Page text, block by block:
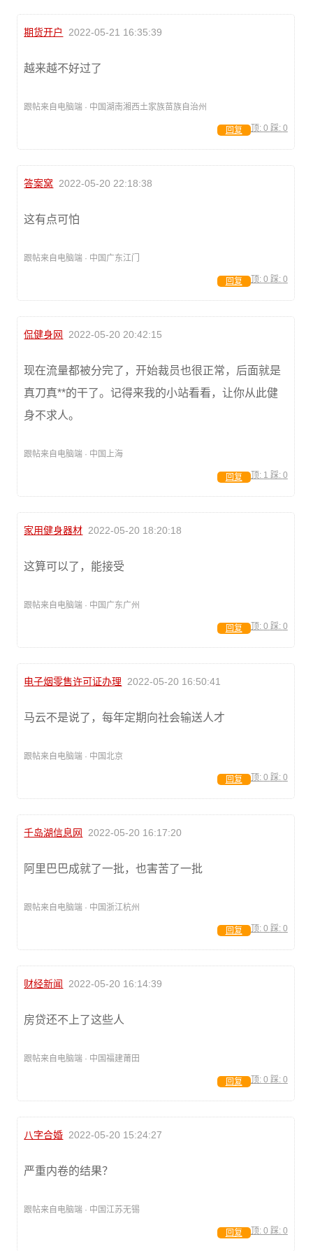
期货开户 2022-05-21 16:35:39
越来越不好过了
跟帖来自电脑端 · 中国湖南湘西土家族苗族自治州
顶: 0 踩: 0
回复
答案窝 2022-05-20 22:18:38
这有点可怕
跟帖来自电脑端 · 中国广东江门
顶: 0 踩: 0
回复
侃健身网 2022-05-20 20:42:15
现在流量都被分完了，开始裁员也很正常，后面就是
真刀真**的干了。记得来我的小站看看，让你从此健
身不求人。
跟帖来自电脑端 · 中国上海
顶: 1 踩: 0
回复
家用健身器材 2022-05-20 18:20:18
这算可以了，能接受
跟帖来自电脑端 · 中国广东广州
顶: 0 踩: 0
回复
电子烟零售许可证办理 2022-05-20 16:50:41
马云不是说了，每年定期向社会输送人才
跟帖来自电脑端 · 中国北京
顶: 0 踩: 0
回复
千岛湖信息网 2022-05-20 16:17:20
阿里巴巴成就了一批，也害苦了一批
跟帖来自电脑端 · 中国浙江杭州
顶: 0 踩: 0
回复
财经新闻 2022-05-20 16:14:39
房贷还不上了这些人
跟帖来自电脑端 · 中国福建莆田
顶: 0 踩: 0
回复
八字合婚 2022-05-20 15:24:27
严重内卷的结果？
跟帖来自电脑端 · 中国江苏无锡
顶: 0 踩: 0
回复